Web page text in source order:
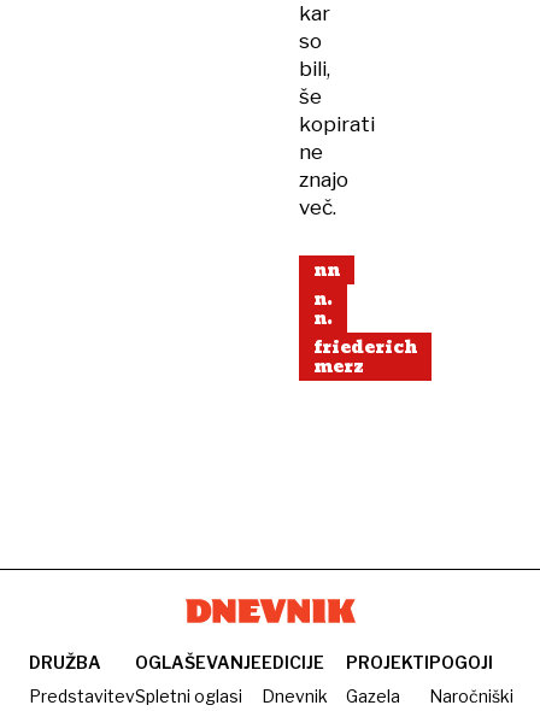
kar
so
bili,
še
kopirati
ne
znajo
več.
nn
n.
n.
friederich
merz
DRUŽBA
Predstavitev
OGLAŠEVANJE
Spletni oglasi
EDICIJE
Dnevnik
PROJEKTI
Gazela
POGOJI
Naročniški